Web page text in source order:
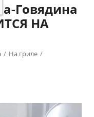
Говядина
НА
/ На гриле /